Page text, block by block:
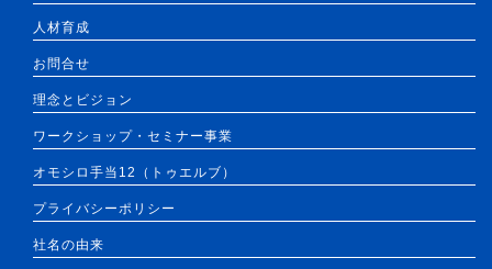
人材育成
お問合せ
理念とビジョン
ワークショップ・セミナー事業
オモシロ手当12（トゥエルブ）
プライバシーポリシー
社名の由来